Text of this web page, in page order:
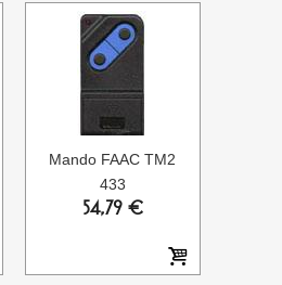
Mando FAAC TM2
433
54,79 €